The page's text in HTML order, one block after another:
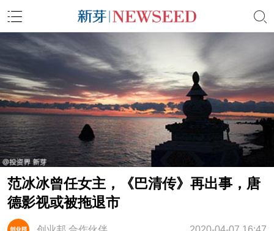
范冰冰曾任女主，《巴清传》再出事，唐
德影视或被拖退市